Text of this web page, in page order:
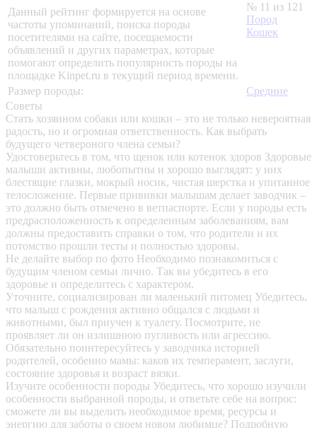
Данный рейтинг формируется на основе
частоты упоминаний, поиска породы
посетителями на сайте, посещаемости
объявлений и других параметрах, которые
помогают определить популярность породы на
площадке Kinpet.ru в текущий период времени.
№ 11 из 121
Пород
Кошек
Размер породы:
Средние
Советы
Стать хозяином собаки или кошки – это не только невероятная
радость, но и огромная ответственность. Как выбрать
будущего четвероного члена семьи?
Удостоверьтесь в том, что щенок или котенок здоров Здоровые
малыши активны, любопытны и хорошо выглядят: у них
блестящие глазки, мокрый носик, чистая шерстка и упитанное
телосложение. Первые прививки малышам делает заводчик –
это должно быть отмечено в ветпаспорте. Если у породы есть
предрасположенность к определенным заболеваниям, вам
должны предоставить справки о том, что родители и их
потомство прошли тесты и полностью здоровы.
Не делайте выбор по фото Необходимо познакомиться с
будущим членом семьи лично. Так вы убедитесь в его
здоровье и определитесь с характером.
Уточните, социализирован ли маленький питомец Убедитесь,
что малыш с рождения активно общался с людьми и
животными, был приучен к туалету. Посмотрите, не
проявляет ли он излишнюю пугливость или агрессию.
Обязательно поинтересуйтесь у заводчика историей
родителей, особенно мамы: каков их темперамент, заслуги,
состояние здоровья и возраст вязки.
Изучите особенности породы Убедитесь, что хорошо изучили
особенности выбранной породы, и ответьте себе на вопрос:
сможете ли вы выделить необходимое время, ресурсы и
энергию для заботы о своем новом любимце? Подробную